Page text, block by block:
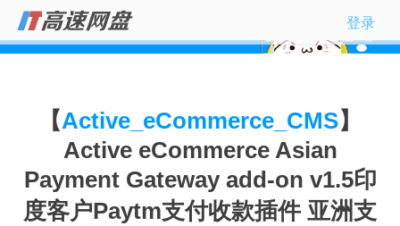
登录
【Active_eCommerce_CMS】
Active eCommerce Asian
Payment Gateway add-on v1.5印
度客户Paytm支付收款插件 亚洲支